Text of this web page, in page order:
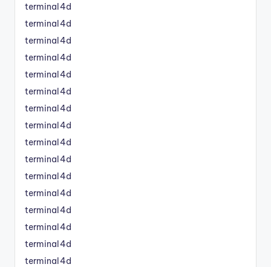
terminal4d
terminal4d
terminal4d
terminal4d
terminal4d
terminal4d
terminal4d
terminal4d
terminal4d
terminal4d
terminal4d
terminal4d
terminal4d
terminal4d
terminal4d
terminal4d